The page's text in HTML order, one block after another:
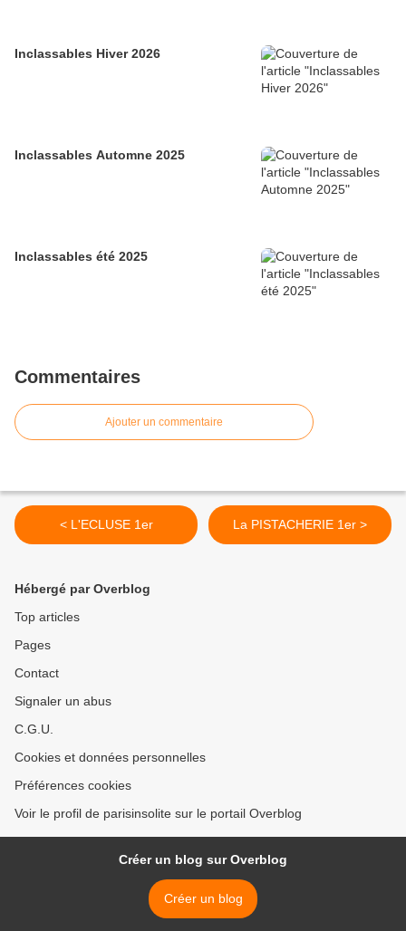
Inclassables Hiver 2026
Inclassables Automne 2025
Inclassables été 2025
Commentaires
Ajouter un commentaire
< L'ECLUSE 1er La PISTACHERIE 1er >
Hébergé par Overblog
Top articles
Pages
Contact
Signaler un abus
C.G.U.
Cookies et données personnelles
Préférences cookies
Voir le profil de parisinsolite sur le portail Overblog
Créer un blog sur Overblog
Créer un blog